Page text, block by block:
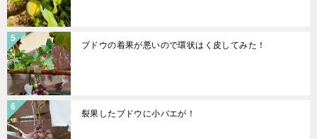
ブドウの着果が悪いので環状はく皮してみた！
裂果したブドウに小バエが！